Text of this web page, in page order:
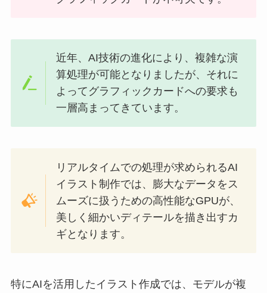
近年、AI技術の進化により、複雑な演
算処理が可能となりましたが、それに
よってグラフィックカードへの要求も
一層高まってきています。
リアルタイムでの処理が求められるAI
イラスト制作では、膨大なデータをス
ムーズに扱うための高性能なGPUが、
美しく細かいディテールを描き出すカ
ギとなります。
特にAIを活用したイラスト作成では、モデルが複